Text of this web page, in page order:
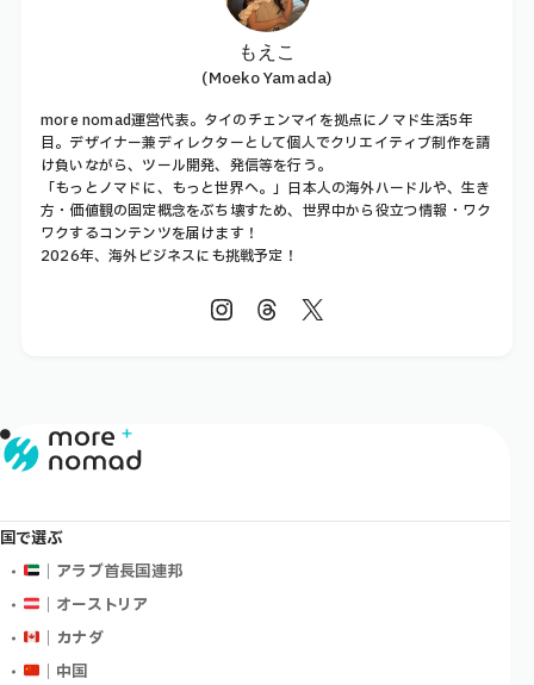
もえこ
(Moeko Yamada)
more nomad運営代表。タイのチェンマイを拠点にノマド生活5年
目。デザイナー兼ディレクターとして個人でクリエイティブ制作を請
け負いながら、ツール開発、発信等を行う。
「もっとノマドに、もっと世界へ。」日本人の海外ハードルや、生き
方・価値観の固定概念をぶち壊すため、世界中から役立つ情報・ワク
ワクするコンテンツを届けます！
2026年、海外ビジネスにも挑戦予定！
国で選ぶ
｜アラブ首長国連邦
｜オーストリア
｜カナダ
｜中国